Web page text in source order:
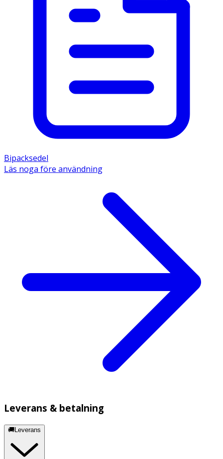
Bipacksedel
Läs noga före användning
Leverans & betalning
🚚Leverans